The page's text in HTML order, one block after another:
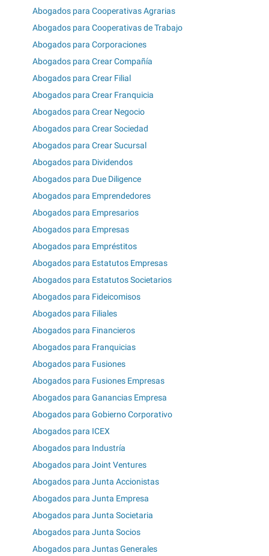
Abogados para Cooperativas Agrarias
Abogados para Cooperativas de Trabajo
Abogados para Corporaciones
Abogados para Crear Compañía
Abogados para Crear Filial
Abogados para Crear Franquicia
Abogados para Crear Negocio
Abogados para Crear Sociedad
Abogados para Crear Sucursal
Abogados para Dividendos
Abogados para Due Diligence
Abogados para Emprendedores
Abogados para Empresarios
Abogados para Empresas
Abogados para Empréstitos
Abogados para Estatutos Empresas
Abogados para Estatutos Societarios
Abogados para Fideicomisos
Abogados para Filiales
Abogados para Financieros
Abogados para Franquicias
Abogados para Fusiones
Abogados para Fusiones Empresas
Abogados para Ganancias Empresa
Abogados para Gobierno Corporativo
Abogados para ICEX
Abogados para Industría
Abogados para Joint Ventures
Abogados para Junta Accionistas
Abogados para Junta Empresa
Abogados para Junta Societaria
Abogados para Junta Socios
Abogados para Juntas Generales